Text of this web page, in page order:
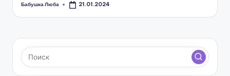
Запись
Бабушка Люба 21.01.2024